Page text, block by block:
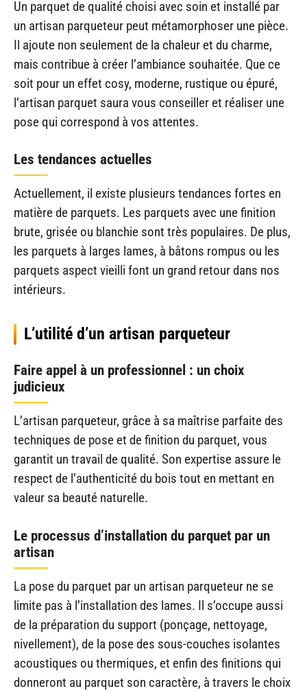
Un parquet de qualité choisi avec soin et installé par
un artisan parqueteur peut métamorphoser une pièce.
Il ajoute non seulement de la chaleur et du charme,
mais contribue à créer l’ambiance souhaitée. Que ce
soit pour un effet cosy, moderne, rustique ou épuré,
l’artisan parquet saura vous conseiller et réaliser une
pose qui correspond à vos attentes.
Les tendances actuelles
Actuellement, il existe plusieurs tendances fortes en
matière de parquets. Les parquets avec une finition
brute, grisée ou blanchie sont très populaires. De plus,
les parquets à larges lames, à bâtons rompus ou les
parquets aspect vieilli font un grand retour dans nos
intérieurs.
L’utilité d’un artisan parqueteur
Faire appel à un professionnel : un choix
judicieux
L’artisan parqueteur, grâce à sa maîtrise parfaite des
techniques de pose et de finition du parquet, vous
garantit un travail de qualité. Son expertise assure le
respect de l’authenticité du bois tout en mettant en
valeur sa beauté naturelle.
Le processus d’installation du parquet par un
artisan
La pose du parquet par un artisan parqueteur ne se
limite pas à l’installation des lames. Il s’occupe aussi
de la préparation du support (ponçage, nettoyage,
nivellement), de la pose des sous-couches isolantes
acoustiques ou thermiques, et enfin des finitions qui
donneront au parquet son caractère, à travers le choix